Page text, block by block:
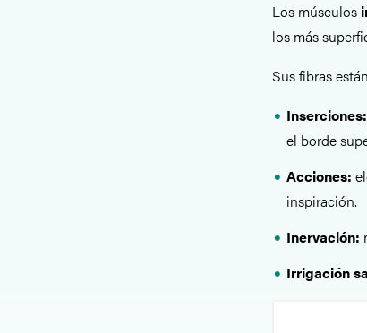
Los músculos
los más
Sus fibras
Inserciones:
el borde
Acciones:
inspiración.
Inervación:
Irrigación